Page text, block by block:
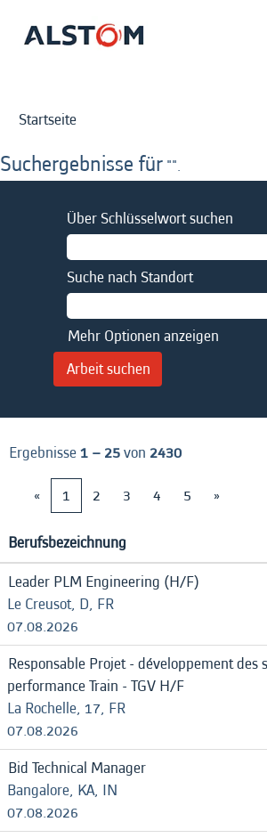
Startseite
Suchergebnisse für "".
Über Schlüsselwort suchen
Suche nach Standort
Mehr Optionen anzeigen
Ergebnisse1 – 25von 2430
«
1 2 3 4 5 »
Berufsbezeichnung
Leader PLM Engineering (H/F)
Le Creusot, D, FR
07.08.2026
Responsable Projet - développement des
performance Train - TGV H/F
La Rochelle, 17, FR
07.08.2026
Bid Technical Manager
Bangalore, KA, IN
07.08.2026